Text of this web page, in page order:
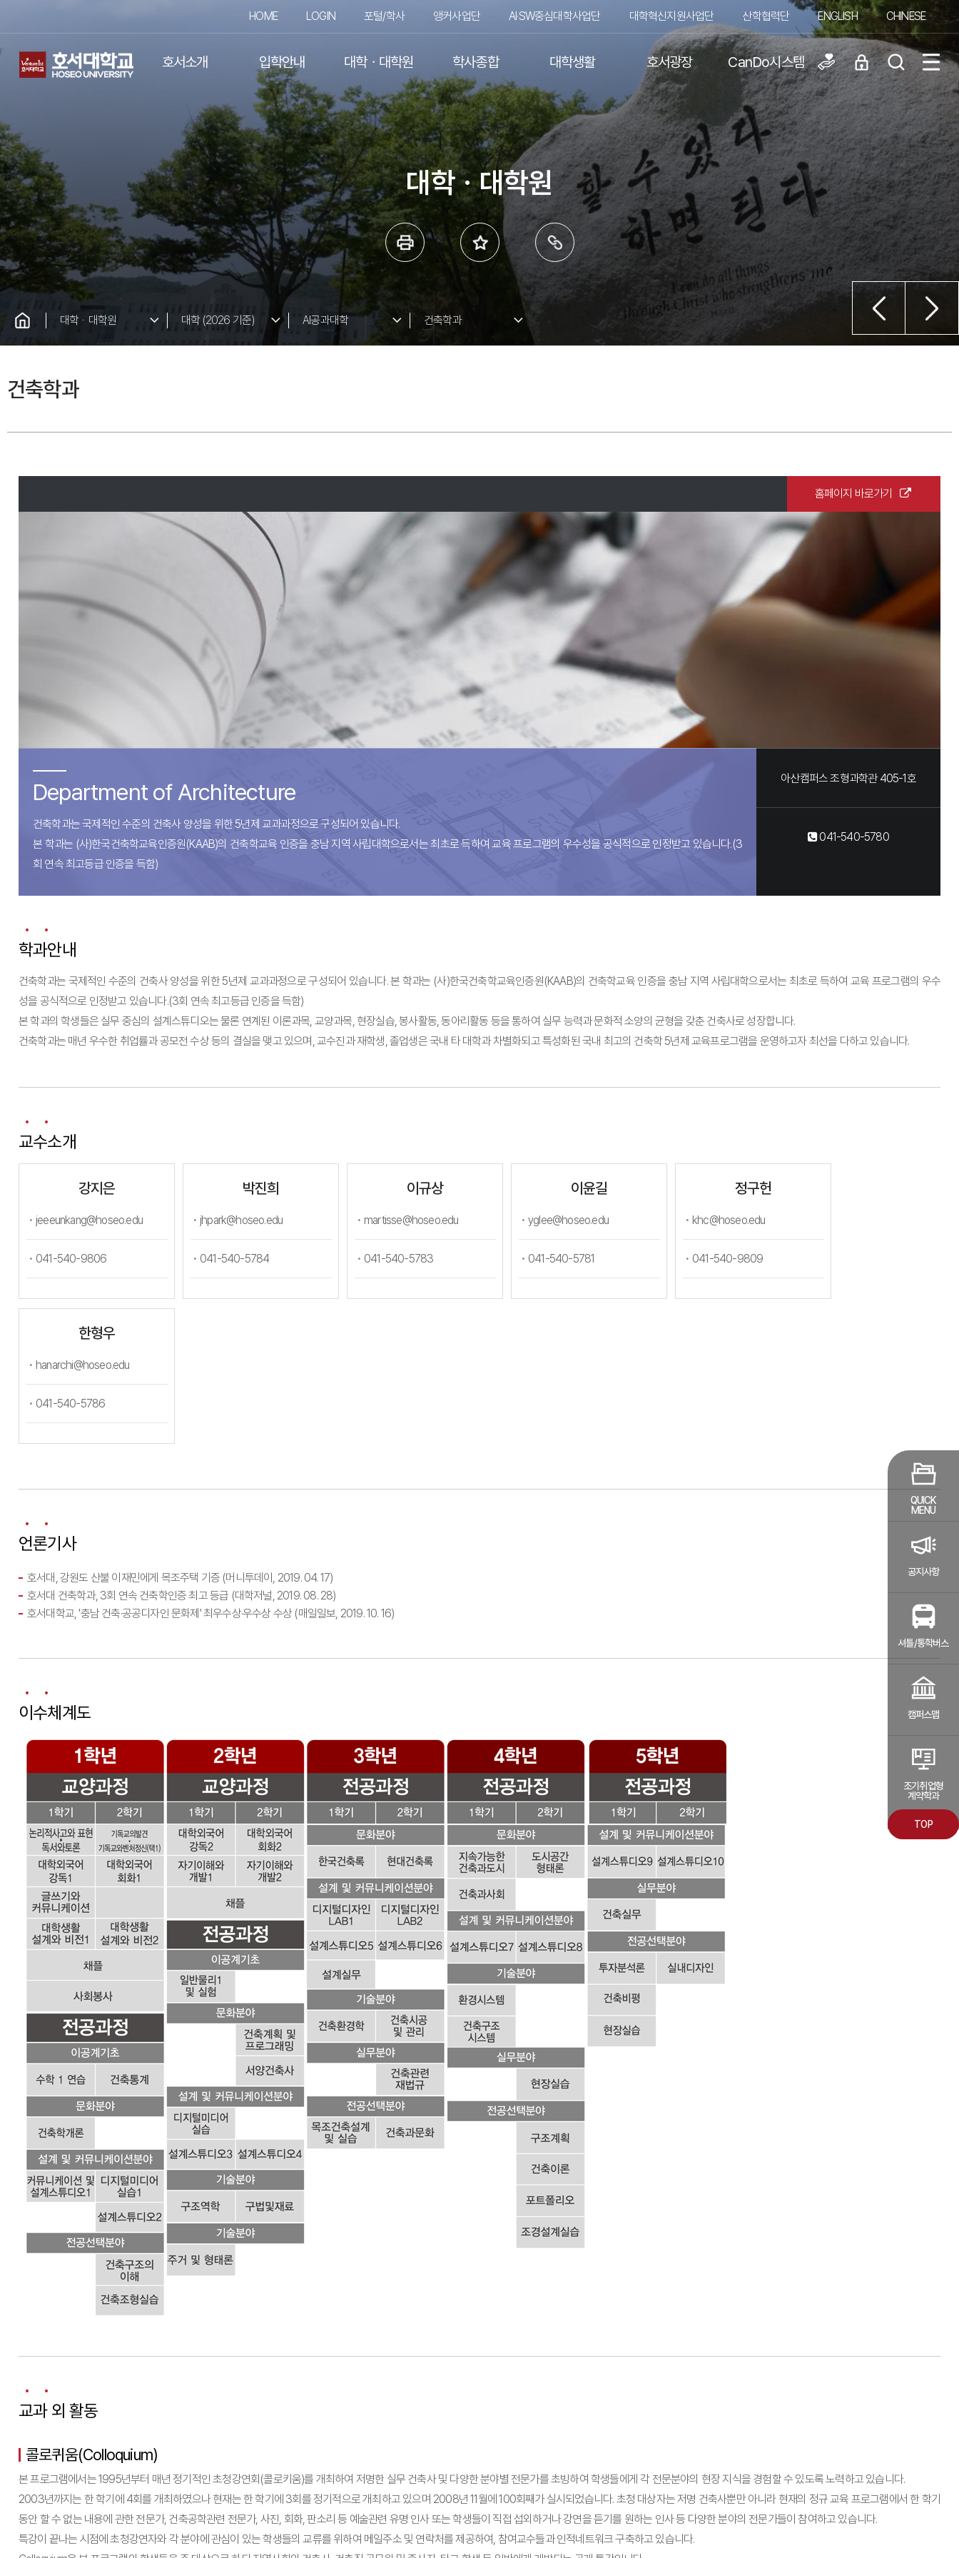
HOME LOGIN 포털/학사 앵커사업단 AI·SW중심대학사업단 대학혁신지원사업단 산학협력단 ENGLISH CHINESE
호서소개 입학안내 대학ㆍ대학원 학사종합 대학생활 호서광장 CanDo시스템
QUICK
MENU
공지사항
셔틀/통학버스
캠퍼스맵
조기취업형
계약학과
TOP
대학ㆍ대학원
대학ㆍ대학원 대학 (2026 기준) AI공과대학
융합학부 화학공학과
안전공학과
건축학과
건축토목공학부
환경공학과
자동차 ICT공학과
전자재료공학과
빅데이터AI학부
건축학과
홈페이지 바로가기
Department of Architecture
건축학과는 국제적인 수준의 건축사 양성을 위한 5년제 교과과정으로 구성되어 있습니다.
본 학과는 (사)한국건축학교육인증원(KAAB)의 건축학교육 인증을 충남 지역 사립대학으로서는 최초로 득하여 교육 프로그램의 우수성을 공식적으로 인정받고 있습니다.(3
회 연속 최고등급 인증을 득함)
아산캠퍼스 조형과학관 405-1호
041-540-5780
학과안내
건축학과는 국제적인 수준의 건축사 양성을 위한 5년제 교과과정으로 구성되어 있습니다. 본 학과는 (사)한국건축학교육인증원(KAAB)의 건축학교육 인증을 충남 지역 사립대학으로서는 최초로 득하여 교육 프로그램의 우수
성을 공식적으로 인정받고 있습니다.(3회 연속 최고등급 인증을 득함)
본 학과의 학생들은 실무 중심의 설계스튜디오는 물론 연계된 이론과목, 교양과목, 현장실습, 봉사활동, 동아리활동 등을 통하여 실무 능력과 문화적 소양의 균형을 갖춘 건축사로 성장합니다.
건축학과는 매년 우수한 취업률과 공모전 수상 등의 결실을 맺고 있으며, 교수진과 재학생, 졸업생은 국내 타 대학과 차별화되고 특성화된 국내 최고의 건축학 5년제 교육프로그램을 운영하고자 최선을 다하고 있습니다.
교수소개
강지은
jeeeunkang@hoseo.edu
041-540-9806
박진희
jhpark@hoseo.edu
041-540-5784
이규상
martisse@hoseo.edu
041-540-5783
이윤길
yglee@hoseo.edu
041-540-5781
정구헌
khc@hoseo.edu
041-540-9809
한형우
hanarchi@hoseo.edu
041-540-5786
언론기사
호서대, 강원도 산불 이재민에게 목조주택 기증 (머니투데이, 2019. 04. 17)
호서대 건축학과, 3회 연속 건축학인증 최고 등급 (대학저널, 2019. 08. 28)
호서대학교, '충남 건축·공공디자인 문화제' 최우수상·우수상 수상 (매일일보, 2019. 10. 16)
이수체계도
교과 외 활동
콜로퀴움(Colloquium)
본 프로그램에서는 1995년부터 매년 정기적인 초청강연회(콜로키움)를 개최하여 저명한 실무 건축사 및 다양한 분야별 전문가를 초빙하여 학생들에게 각 전문분야의 현장 지식을 경험할 수 있도록 노력하고 있습니다.
2003년까지는 한 학기에 4회를 개최하였으나 현재는 한 학기에 3회를 정기적으로 개최하고 있으며 2008년 11월에 100회째가 실시되었습니다. 초청 대상자는 저명 건축사뿐만 아니라 현재의 정규 교육 프로그램에서 한 학기
동안 할 수 없는 내용에 관한 전문가, 건축공학관련 전문가, 사진, 회화, 판소리 등 예술관련 유명 인사 또는 학생들이 직접 섭외하거나 강연을 듣기를 원하는 인사 등 다양한 분야의 전문가들이 참여하고 있습니다.
특강이 끝나는 시점에 초청강연자와 각 분야에 관심이 있는 학생들의 교류를 위하여 메일주소 및 연락처를 제공하여, 참여교수들과 인적네트워크 구축하고 있습니다.